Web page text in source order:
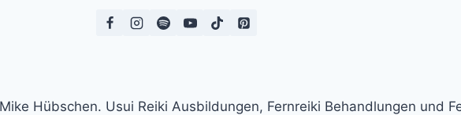
Hübschen. Usui Reiki Ausbildungen, Fernreiki Behandlungen und